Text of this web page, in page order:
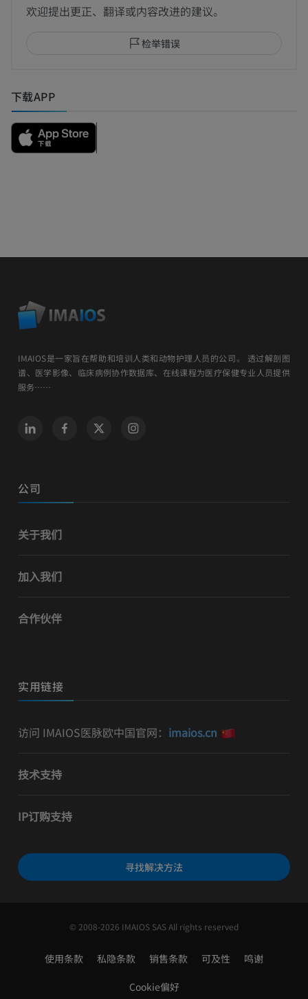
欢迎提出更正、翻译或内容改进的建议。
检举错误
下载APP
IMAIOS是一家旨在帮助和培训人类和动物护理人员的公司。 透过解剖图
谱、医学影像、临床病例协作数据库、在线课程为医疗保健专业人员提供
服务……
公司
关于我们
加入我们
合作伙伴
实用链接
访问 IMAIOS医脉欧中国官网： imaios.cn
技术支持
IP订购支持
寻找解决方法
© 2008-2026 IMAIOS SAS All rights reserved
使用条款 私隐条款 销售条款 可及性 鸣谢
Cookie偏好